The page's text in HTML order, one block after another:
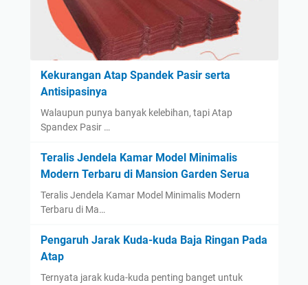
Kekurangan Atap Spandek Pasir serta
Antisipasinya
Walaupun punya banyak kelebihan, tapi Atap
Spandex Pasir …
Teralis Jendela Kamar Model Minimalis
Modern Terbaru di Mansion Garden Serua
Teralis Jendela Kamar Model Minimalis Modern
Terbaru di Ma…
Pengaruh Jarak Kuda-kuda Baja Ringan Pada
Atap
Ternyata jarak kuda-kuda penting banget untuk